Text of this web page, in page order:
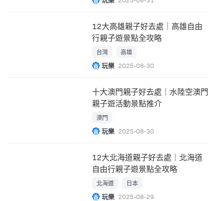
12大高雄親子好去處｜高雄自由
行親子遊景點全攻略
台灣 高雄
玩樂 2025-08-30
十大澳門親子好去處｜水陸空澳門
親子遊活動景點推介
澳門
玩樂 2025-08-30
12大北海道親子好去處｜北海道
自由行親子遊景點全攻略
北海道 日本
玩樂 2025-08-29